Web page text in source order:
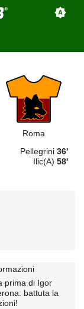
Roma
Pellegrini 36'
Ilic(A) 58'
prima di Igor
battuta la